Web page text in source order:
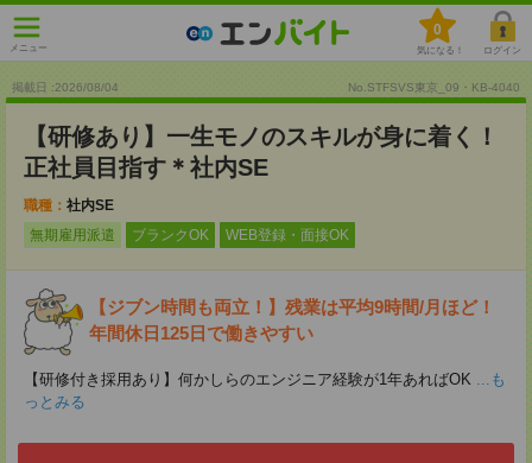
メニュー
0
気になる！ ログイン
掲載日 :2026/08/04 No.STFSVS東京_09・KB-4040
【研修あり】一生モノのスキルが身に着く！
正社員目指す＊社内SE
職種： 社内SE
無期雇用派遣
ブランクOK WEB登録・面接OK
【ジブン時間も両立！】残業は平均9時間/月ほど！
年間休日125日で働きやすい
【研修付き採用あり】何かしらのエンジニア経験が1年あればOK ...も
っとみる